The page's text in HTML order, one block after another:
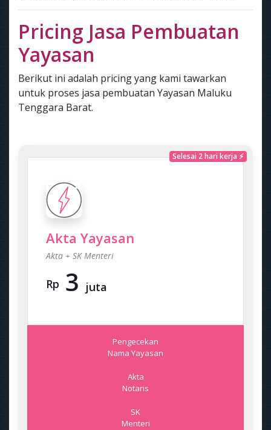
Pricing Jasa Pembuatan
Yayasan
Berikut ini adalah pricing yang kami tawarkan
untuk proses jasa pembuatan Yayasan Maluku
Tenggara Barat.
Selesai 2 hari kerja ⚡
Akta Yayasan
Akta + SK Menteri
Rp 3 juta
Pengecekan
Nama Yayasan
Akta
Notaris
SK
Menteri